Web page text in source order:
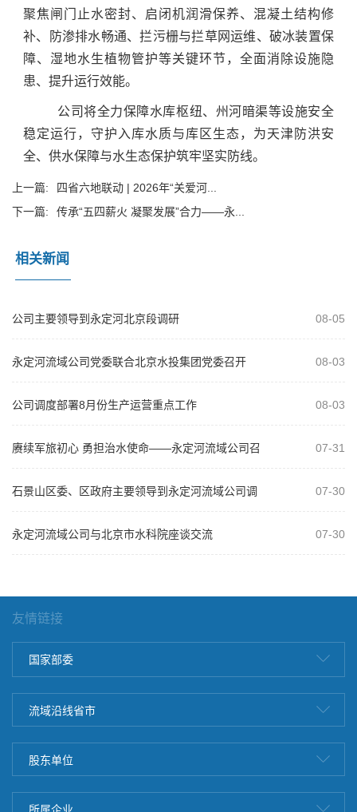
聚焦闸门止水密封、启闭机润滑保养、混凝土结构修
补、防渗排水畅通、拦污栅与拦草网运维、破冰装置保
障、湿地水生植物管护等关键环节，全面消除设施隐
患、提升运行效能。
公司将全力保障水库枢纽、州河暗渠等设施安全
稳定运行，守护入库水质与库区生态，为天津防洪安
全、供水保障与水生态保护筑牢坚实防线。
上一篇:
四省六地联动 | 2026年“关爱河...
下一篇:
传承“五四薪火 凝聚发展”合力——永...
相关新闻
公司主要领导到永定河北京段调研 08-05
永定河流域公司党委联合北京水投集团党委召开
08-03
公司调度部署8月份生产运营重点工作 08-03
赓续军旅初心 勇担治水使命——永定河流域公司召
07-31
石景山区委、区政府主要领导到永定河流域公司调
07-30
永定河流域公司与北京市水科院座谈交流 07-30
友情链接
国家部委
流域沿线省市
股东单位